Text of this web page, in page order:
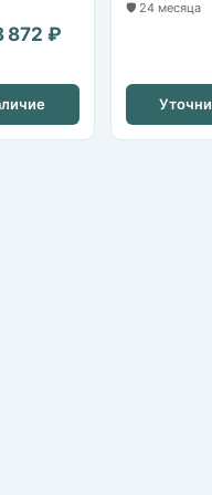
872 ₽
🛡️ 24 месяца